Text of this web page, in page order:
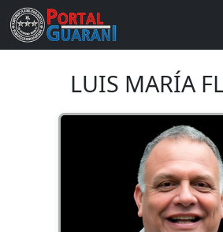
LUIS MARÍA